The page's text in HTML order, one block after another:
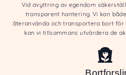
Vid avyttring av egendom
transparent hantering. Vi kan
återanvända och transportera bort för
kan vi tillsammans utvärdera de